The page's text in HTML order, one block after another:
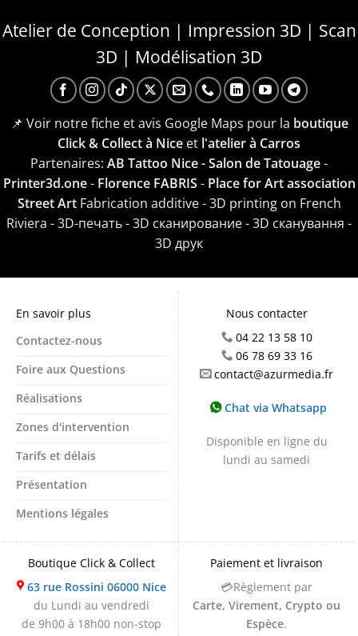
Atelier de Conception | Impression 3D | Scan
3D | Modélisation 3D
📌 Voir notre fiche et avis Google Maps pour la boutique
Click & Collect à Nice et l'atelier à Carros
Partenaires: AB Tattoo Nice - Salon de Tatouage-
Printer3d.one- Florence FABRIS - Place for Art association
Street ArtFabrication additive - 3D printing on French
Riviera - 3D-печать - 3D сканирование - 3D сканування -
3D друк
En savoir plus
Contactez-nous
Foire aux Questions
Réalisations
Zones d'intervention
Tarifs et délais
Présentation
Mentions légales
Nous contacter
04 22 13 58 10
06 78 69 33 16
contact@azurmedia.fr
Chat via Whatsapp
Disponible en ligne du
lundi au samedi
Boutique Click & Collect
63 rue Rossini 06000 Nice
du Lundi au vendredi
de 9h00 à 18h00 non-stop
Paiement et livraison
💳Règlement par
Carte, Virement, Crypto ou
Espèce.